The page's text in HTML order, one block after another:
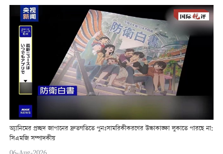
অ্যানিমের প্রচ্ছদ জাপানের দ্রুতগতিতে পুনঃসামরিকীকরণের উচ্চাকাঙ্ক্ষা লুকাতে পারছে না:
সিএমজি সম্পাদকীয়